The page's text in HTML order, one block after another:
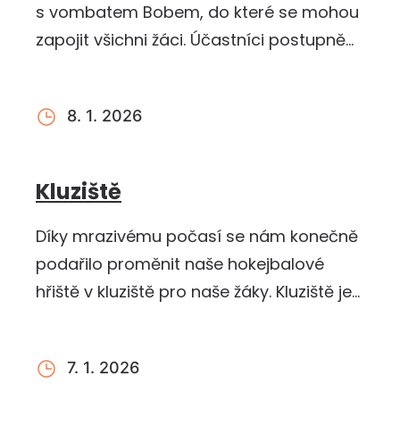
s vombatem Bobem, do které se mohou
zapojit všichni žáci. Účastníci postupně
8. 1. 2026
Kluziště
Díky mrazivému počasí se nám konečně
podařilo proměnit naše hokejbalové
hřiště v kluziště pro naše žáky. Kluziště je
7. 1. 2026